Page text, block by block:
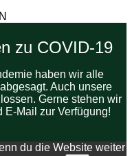
zu COVID-19
haben wir alle
Auch unsere
Gerne stehen wir
E-Mail zur Verfügung!
du die Website weiter